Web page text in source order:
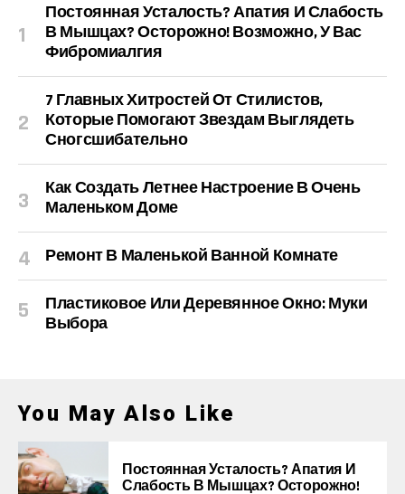
Постоянная Усталость? Апатия И Слабость
В Мышцах? Осторожно! Возможно, У Вас
Фибромиалгия
7 Главных Хитростей От Стилистов,
Которые Помогают Звездам Выглядеть
Сногсшибательно
Как Создать Летнее Настроение В Очень
Маленьком Доме
Ремонт В Маленькой Ванной Комнате
Пластиковое Или Деревянное Окно: Муки
Выбора
You May Also Like
Постоянная Усталость? Апатия И
Слабость В Мышцах? Осторожно!